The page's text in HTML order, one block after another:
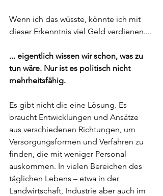
Wenn ich das wüsste, könnte ich mit
dieser Erkenntnis viel Geld verdienen....
... eigentlich wissen wir schon, was zu
tun wäre. Nur ist es politisch nicht
mehrheitsfähig.
Es gibt nicht die eine Lösung. Es
braucht Entwicklungen und Ansätze
aus verschiedenen Richtungen, um
Versorgungsformen und Verfahren zu
finden, die mit weniger Personal
auskommen. In vielen Bereichen des
täglichen Lebens – etwa in der
Landwirtschaft, Industrie aber auch im